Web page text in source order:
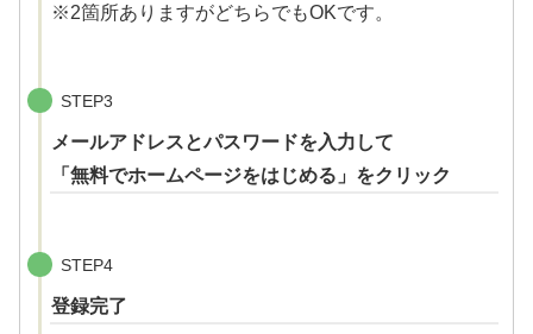
※2箇所ありますがどちらでもOKです。
STEP3
メールアドレスとパスワードを入力 して
「無料でホームページをはじめる」をクリック
STEP4
登録完了